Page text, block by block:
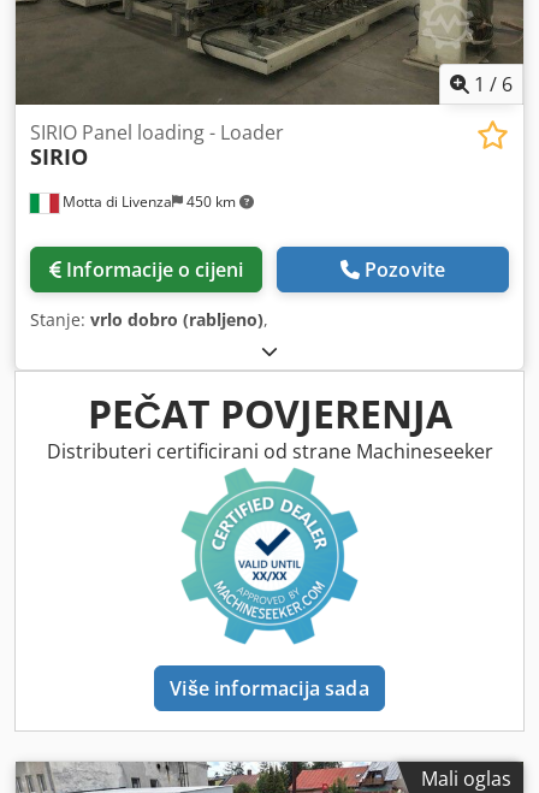
1 / 6
Motta di Livenza 450 km
SIRIO Panel loading - Loader
SIRIO
Informacije o cijeni Pozovite
Stanje: vrlo dobro (rabljeno),
PEČAT POVJERENJA
Distributeri certificirani od strane Machineseeker
Više informacija sada
Mali oglas